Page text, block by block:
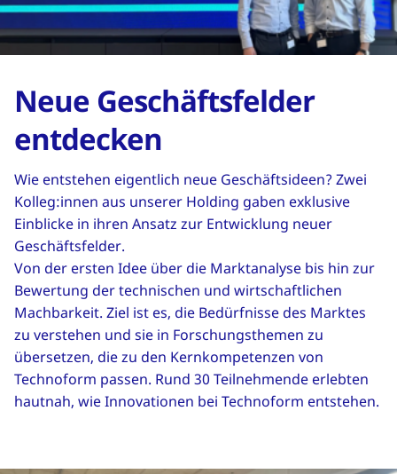
Neue Geschäftsfelder
entdecken
Wie entstehen eigentlich neue Geschäftsideen? Zwei
Kolleg:innen aus unserer Holding gaben exklusive
Einblicke in ihren Ansatz zur Entwicklung neuer
Geschäftsfelder.
Von der ersten Idee über die Marktanalyse bis hin zur
Bewertung der technischen und wirtschaftlichen
Machbarkeit. Ziel ist es, die Bedürfnisse des Marktes
zu verstehen und sie in Forschungsthemen zu
übersetzen, die zu den Kernkompetenzen von
Technoform passen. Rund 30 Teilnehmende erlebten
hautnah, wie Innovationen bei Technoform entstehen.